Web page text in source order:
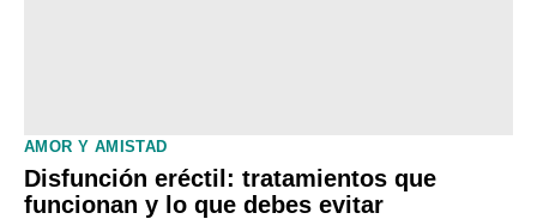
AMOR Y AMISTAD
Disfunción eréctil: tratamientos que
funcionan y lo que debes evitar